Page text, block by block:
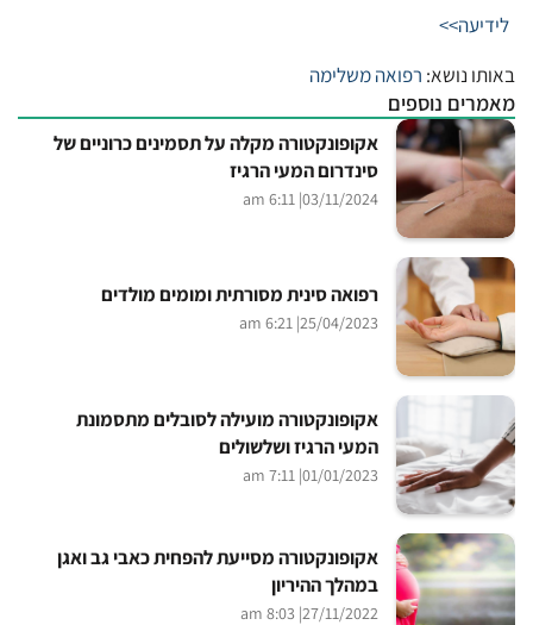
לידיעה>>
באותו נושא: רפואה משלימה
מאמרים נוספים
אקופונקטורה מקלה על תסמינים כרוניים של
סינדרום המעי הרגיז
03/11/2024
| 6:11 am
רפואה סינית מסורתית ומומים מולדים
25/04/2023
| 6:21 am
אקופונקטורה מועילה לסובלים מתסמונת
המעי הרגיז ושלשולים
01/01/2023
| 7:11 am
אקופונקטורה מסייעת להפחית כאבי גב ואגן
במהלך ההיריון
27/11/2022
| 8:03 am